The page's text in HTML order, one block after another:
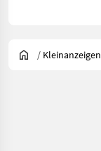
/ Kleinanzeigen